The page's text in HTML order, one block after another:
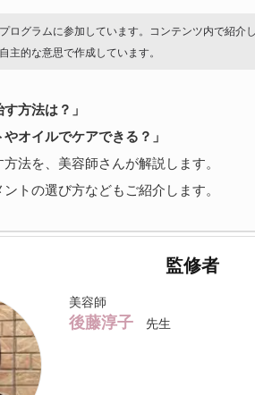
ログラムに参加しています。コンテンツ内で紹介
主的な意思で作成しています。
方法は？」
オイルでケアできる？」
法を、美容師さんが解説します。
トの選び方などもご紹介します。
監修者
美容師
後藤淳子 先生